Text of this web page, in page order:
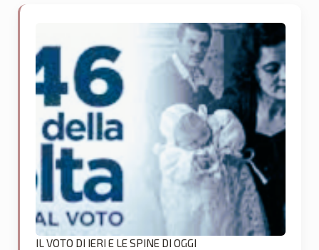
IL VOTO DI IERI E LE SPINE DI OGGI